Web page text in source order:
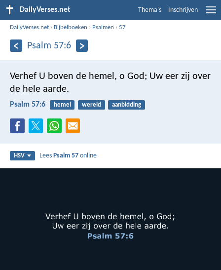
DailyVerses.net Thema's Inschrijven
DailyVerses.net › Bijbelboeken › Psalmen ›57
Psalm 57:6
Verhef U boven de hemel, o God; Uw eer zij over
de hele aarde.
Psalm 57:6 hemel wereld aanbidding
HSV LeesPsalm 57 online